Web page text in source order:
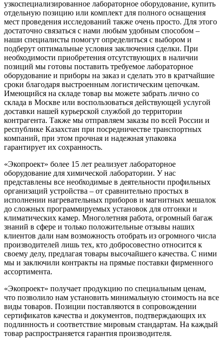
узкоспециализированное лабораторное оборудование, купить
отдельную позицию или комплект для полного оснащения
мест проведения исследований также очень просто. Для этого
достаточно связаться с нами любым удобным способом –
наши специалисты помогут определиться с выбором и
подберут оптимальные условия заключения сделки. При
необходимости приобретения отсутствующих в наличии
позиций мы готовы поставить требуемое лабораторное
оборудование и приборы на заказ и сделать это в кратчайшие
сроки благодаря выстроенным логистическим цепочкам.
Имеющийся на складе товар вы можете забрать лично со
склада в Москве или воспользоваться действующей услугой
доставки нашей курьерской службой до территории
контрагента. Также мы отправляем заказы по всей России и
республике Казахстан при посредничестве транспортных
компаний, при этом прочная и надежная упаковка
гарантирует их сохранность.
«Экопроект» более 15 лет реализует лабораторное
оборудование для химической лаборатории. У нас
представлены все необходимые в деятельности профильных
организаций устройства – от сравнительно простых в
исполнении нагревательных приборов и магнитных мешалок
до сложных программируемых установок для отгонки и
климатических камер. Многолетняя работа, огромный багаж
знаний в сфере и только положительные отзывы наших
клиентов дали нам возможность отобрать из огромного числа
производителей лишь тех, кто добросовестно относится к
своему делу, предлагая товары высочайшего качества. С ними
мы и заключили контракты на прямые поставки фирменного
ассортимента.
«Экопроект» получает продукцию по специальным ценам,
что позволило нам установить минимальную стоимость на все
виды товаров. Позиции поставляются в сопровождении
сертификатов качества и документов, подтверждающих их
подлинность и соответствие мировым стандартам. На каждый
товар распространяется гарантия производителя.